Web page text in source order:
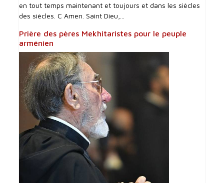
en tout temps maintenant et toujours et dans les siècles
des siècles. C Amen. Saint Dieu,...
Prière des pères Mekhitaristes pour le peuple
arménien